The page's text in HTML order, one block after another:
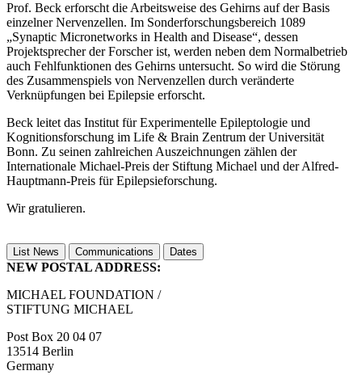
Prof. Beck erforscht die Arbeitsweise des Gehirns auf der Basis
einzelner Nervenzellen. Im Sonderforschungsbereich 1089
„Synaptic Micronetworks in Health and Disease“, dessen
Projektsprecher der Forscher ist, werden neben dem Normalbetrieb
auch Fehlfunktionen des Gehirns untersucht. So wird die Störung
des Zusammenspiels von Nervenzellen durch veränderte
Verknüpfungen bei Epilepsie erforscht.
Beck leitet das Institut für Experimentelle Epileptologie und
Kognitionsforschung im Life & Brain Zentrum der Universität
Bonn. Zu seinen zahlreichen Auszeichnungen zählen der
Internationale Michael-Preis der Stiftung Michael und der Alfred-
Hauptmann-Preis für Epilepsieforschung.
Wir gratulieren.
List News Communications Dates
NEW POSTAL ADDRESS:
MICHAEL FOUNDATION /
STIFTUNG MICHAEL
Post Box 20 04 07
13514 Berlin
Germany